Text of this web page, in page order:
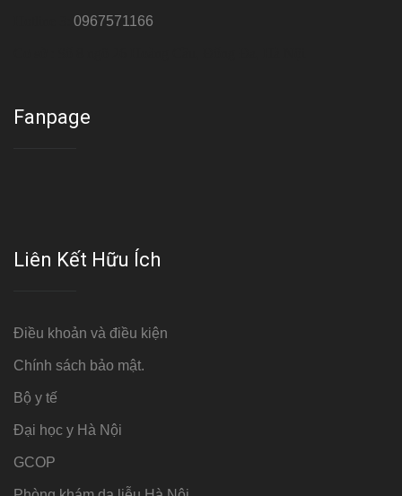
0967571166
Fanpage
Liên Kết Hữu Ích
Điều khoản và điều kiện
Chính sách bảo mật.
Bộ y tế
Đại học y Hà Nội
GCOP